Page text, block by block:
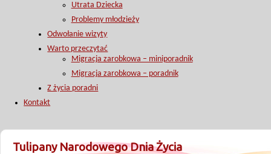
Utrata Dziecka
Problemy młodzieży
Odwołanie wizyty
Warto przeczytać
Migracja zarobkowa – miniporadnik
Migracja zarobkowa – poradnik
Z życia poradni
Kontakt
Tulipany Narodowego Dnia Życia